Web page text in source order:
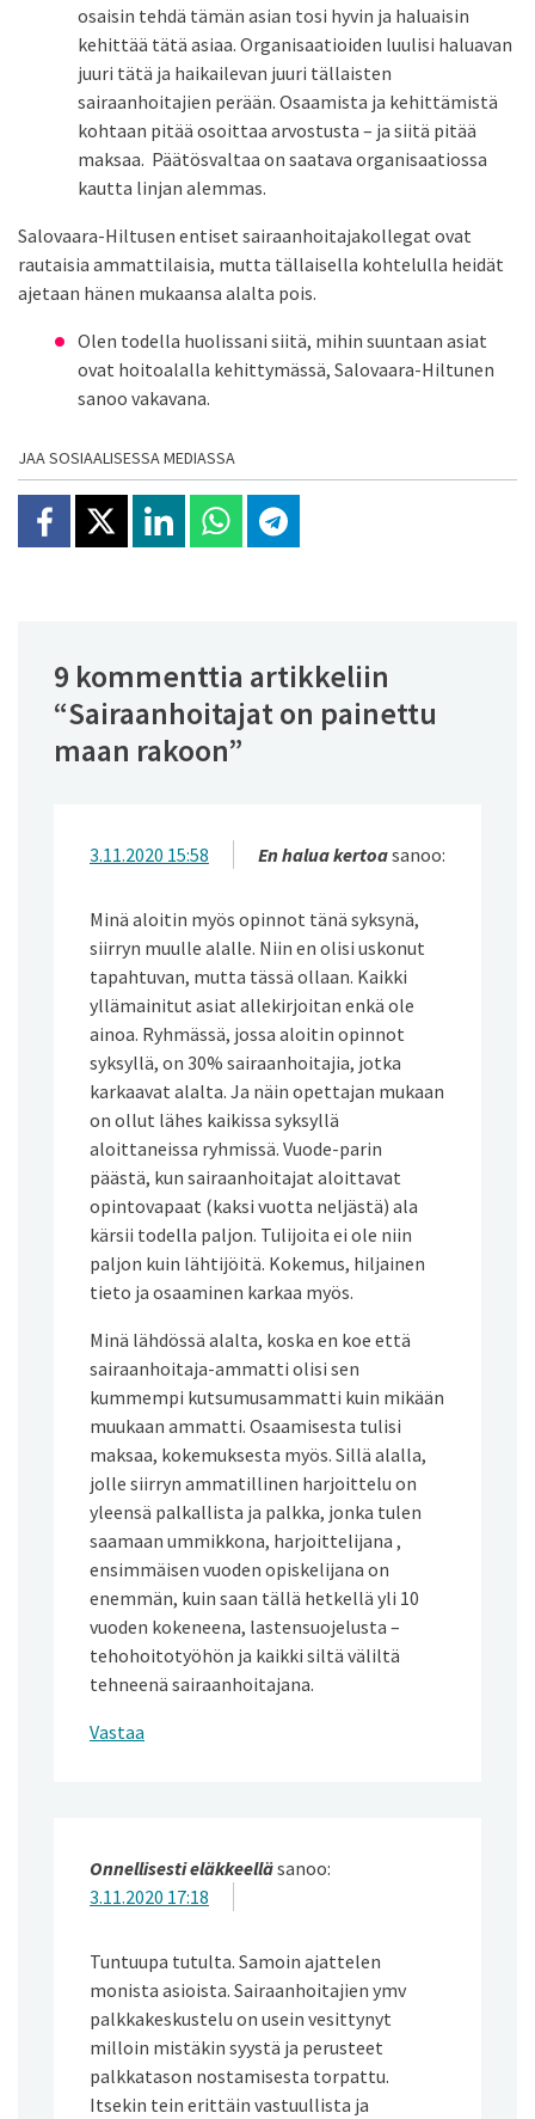
osaisin tehdä tämän asian tosi hyvin ja haluaisin
kehittää tätä asiaa. Organisaatioiden luulisi haluavan
juuri tätä ja haikailevan juuri tällaisten
sairaanhoitajien perään. Osaamista ja kehittämistä
kohtaan pitää osoittaa arvostusta – ja siitä pitää
maksaa. Päätösvaltaa on saatava organisaatiossa
kautta linjan alemmas.
Salovaara-Hiltusen entiset sairaanhoitajakollegat ovat
rautaisia ammattilaisia, mutta tällaisella kohtelulla heidät
ajetaan hänen mukaansa alalta pois.
Olen todella huolissani siitä, mihin suuntaan asiat
ovat hoitoalalla kehittymässä, Salovaara-Hiltunen
sanoo vakavana.
JAA SOSIAALISESSA MEDIASSA
Jaa Facebookissa
Jaa X:ssäJaa Linkedinissä
Jaa Whatsappissa
Jaa Telegramissa
9 kommenttia artikkeliin
“Sairaanhoitajat on painettu
maan rakoon”
En halua kertoasanoo:
3.11.2020 15:58
Minä aloitin myös opinnot tänä syksynä,
siirryn muulle alalle. Niin en olisi uskonut
tapahtuvan, mutta tässä ollaan. Kaikki
yllämainitut asiat allekirjoitan enkä ole
ainoa. Ryhmässä, jossa aloitin opinnot
syksyllä, on 30% sairaanhoitajia, jotka
karkaavat alalta. Ja näin opettajan mukaan
on ollut lähes kaikissa syksyllä
aloittaneissa ryhmissä. Vuode-parin
päästä, kun sairaanhoitajat aloittavat
opintovapaat (kaksi vuotta neljästä) ala
kärsii todella paljon. Tulijoita ei ole niin
paljon kuin lähtijöitä. Kokemus, hiljainen
tieto ja osaaminen karkaa myös.
Minä lähdössä alalta, koska en koe että
sairaanhoitaja-ammatti olisi sen
kummempi kutsumusammatti kuin mikään
muukaan ammatti. Osaamisesta tulisi
maksaa, kokemuksesta myös. Sillä alalla,
jolle siirryn ammatillinen harjoittelu on
yleensä palkallista ja palkka, jonka tulen
saamaan ummikkona, harjoittelijana ,
ensimmäisen vuoden opiskelijana on
enemmän, kuin saan tällä hetkellä yli 10
vuoden kokeneena, lastensuojelusta –
tehohoitotyöhön ja kaikki siltä väliltä
tehneenä sairaanhoitajana.
Vastaa
Onnellisesti eläkkeelläsanoo:
3.11.2020 17:18
Tuntuupa tutulta. Samoin ajattelen
monista asioista. Sairaanhoitajien ymv
palkkakeskustelu on usein vesittynyt
milloin mistäkin syystä ja perusteet
palkkatason nostamisesta torpattu.
Itsekin tein erittäin vastuullista ja